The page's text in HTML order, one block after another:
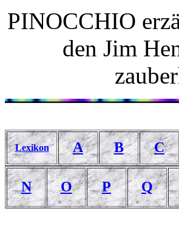
PINOCCHIO
den Jim
Lexikon A B C
N O P Q